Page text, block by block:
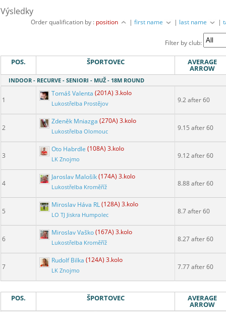
Výsledky
Order qualification by : position |first name | last name |
Filter by club:
POS. ŠPORTOVEC AVERAGE
ARROW
INDOOR - RECURVE - SENIORI - MUŽ - 18M ROUND
1
Tomáš Valenta (201A) 3.kolo
Lukostřelba Prostějov 9.2 after 60
2
Zdeněk Mniazga (270A) 3.kolo
Lukostřelba Olomouc 9.15 after 60
3
Oto Habrdle (108A) 3.kolo
LK Znojmo 9.12 after 60
4
Jaroslav Malošík(174A) 3.kolo
Lukostřelba Kroměříž 8.88 after 60
5
Miroslav Háva RL(128A) 3.kolo
LO TJ Jiskra Humpolec 8.7 after 60
6
Miroslav Vaško(167A) 3.kolo
Lukostřelba Kroměříž 8.27 after 60
7
Rudolf Bilka (124A) 3.kolo
LK Znojmo 7.77 after 60
POS. ŠPORTOVEC AVERAGE
ARROW